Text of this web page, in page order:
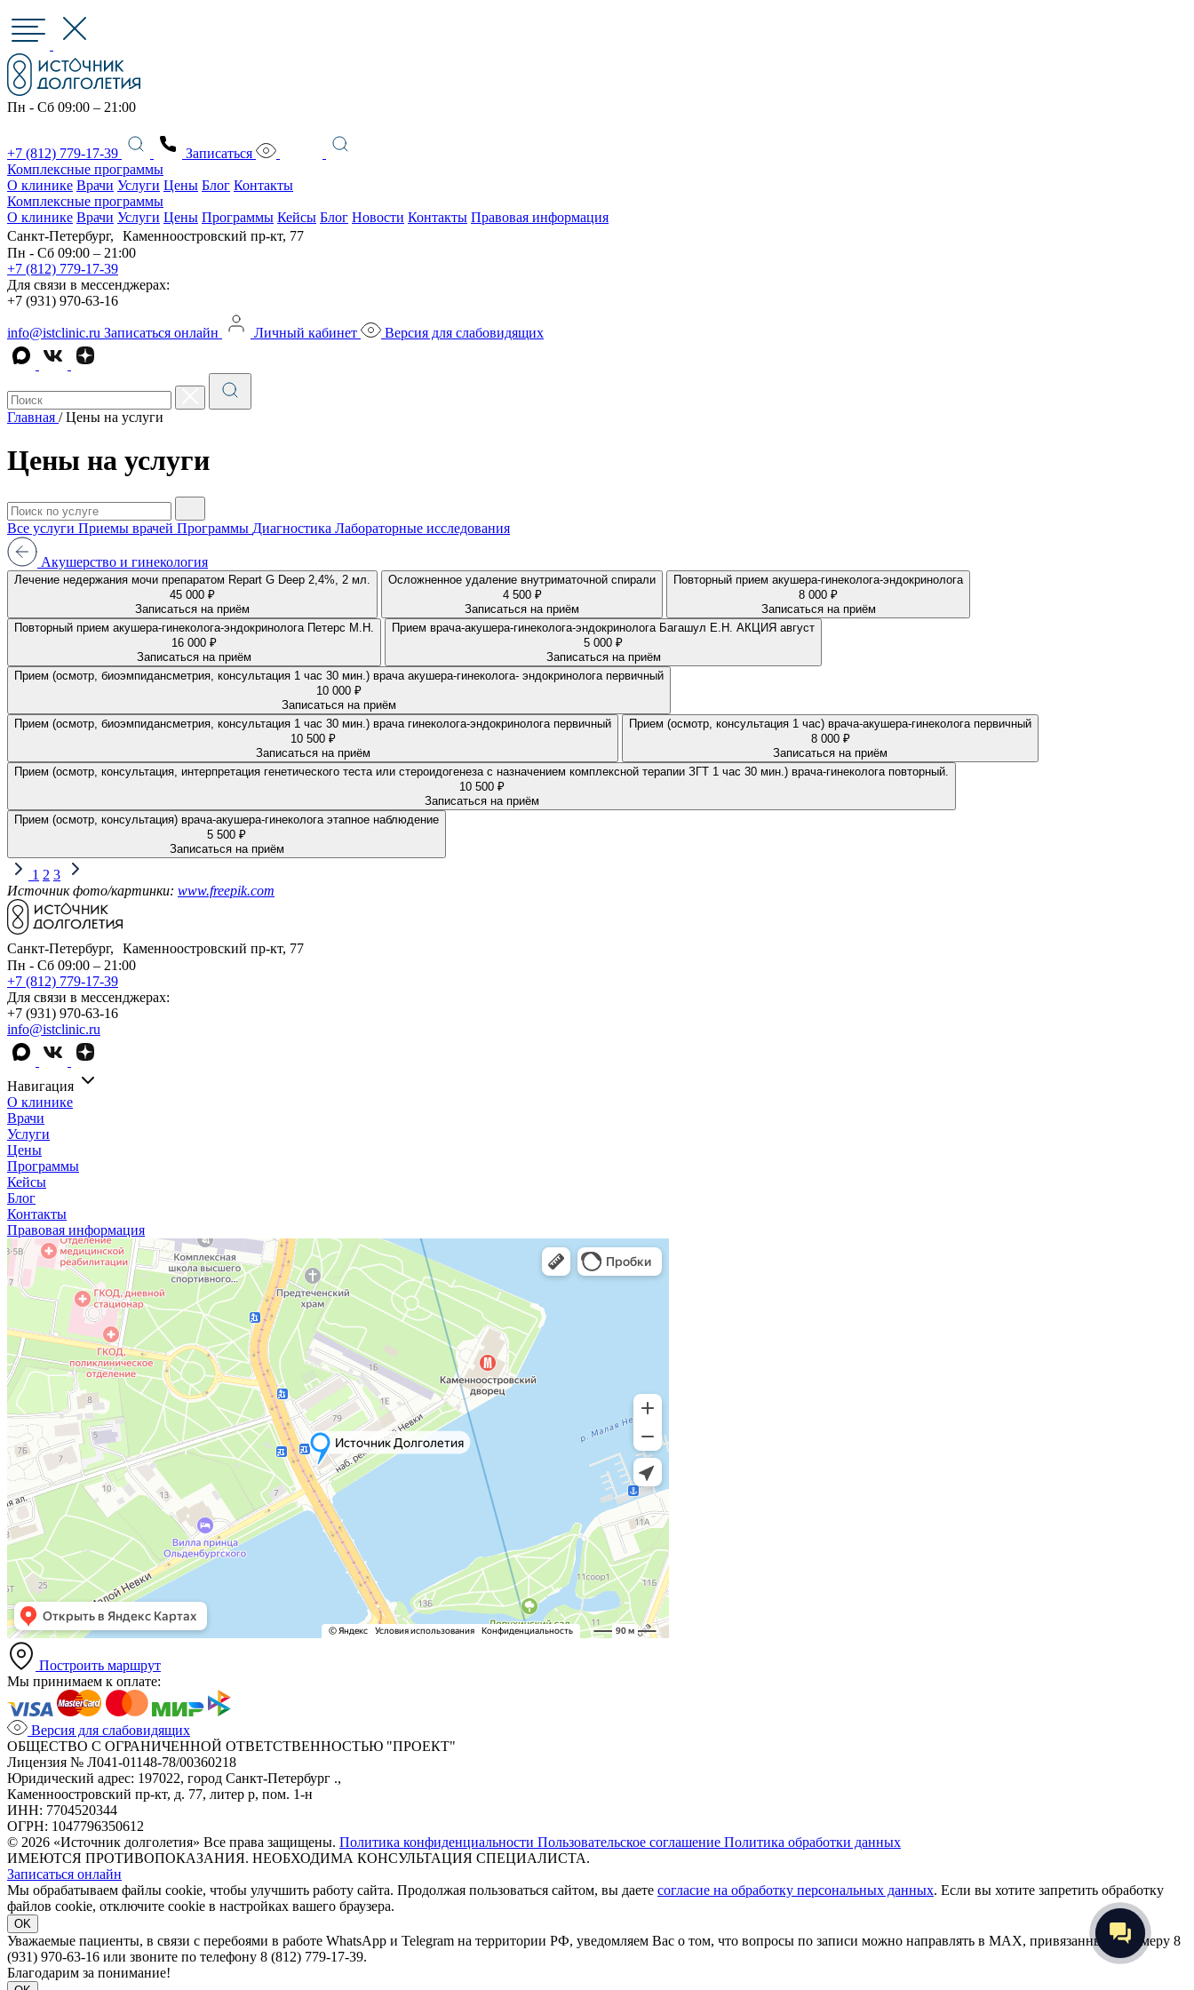
Пн - Сб 09:00 – 21:00
+7 (812) 779-17-39
Записаться
Комплексные программы
О клинике Врачи Услуги Цены Блог Контакты
Комплексные программы
О клинике Врачи Услуги Цены Программы Кейсы Блог Новости Контакты Правовая информация
Санкт-Петербург, Каменноостровский пр-кт, 77
Пн - Сб 09:00 – 21:00
+7 (812) 779-17-39
Для связи в мессенджерах:
+7 (931) 970-63-16
info@istclinic.ru Записаться онлайн Личный кабинет Версия для слабовидящих
Главная / Цены на услуги
Цены на услуги
Все услуги Приемы врачей Программы Диагностика Лабораторные исследования
Акушерство и гинекология
Лечение недержания мочи препаратом Repart G Deep 2,4%, 2 мл.
45 000 ₽
Записаться на приём
Осложненное удаление внутриматочной спирали
4 500 ₽
Записаться на приём
Повторный прием акушера-гинеколога-эндокринолога
8 000 ₽
Записаться на приём
Повторный прием акушера-гинеколога-эндокринолога Петерс М.Н.
16 000 ₽
Записаться на приём
Прием врача-акушера-гинеколога-эндокринолога Багашул Е.Н. АКЦИЯ август
5 000 ₽
Записаться на приём
Прием (осмотр, биоэмпидансметрия, консультация 1 час 30 мин.) врача акушера-гинеколога- эндокринолога первичный
10 000 ₽
Записаться на приём
Прием (осмотр, биоэмпидансметрия, консультация 1 час 30 мин.) врача гинеколога-эндокринолога первичный
10 500 ₽
Записаться на приём
Прием (осмотр, консультация 1 час) врача-акушера-гинеколога первичный
8 000 ₽
Записаться на приём
Прием (осмотр, консультация, интерпретация генетического теста или стероидогенеза с назначением комплексной терапии ЗГТ 1 час 30 мин.) врача-гинеколога повторный.
10 500 ₽
Записаться на приём
Прием (осмотр, консультация) врача-акушера-гинеколога этапное наблюдение
5 500 ₽
Записаться на приём
1 2 3
Источник фото/картинки: www.freepik.com
Санкт-Петербург, Каменноостровский пр-кт, 77
Пн - Сб 09:00 – 21:00
+7 (812) 779-17-39
Для связи в мессенджерах:
+7 (931) 970-63-16
info@istclinic.ru
Навигация
О клинике
Врачи
Услуги
Цены
Программы
Кейсы
Блог
Контакты
Правовая информация
Построить маршрут
Мы принимаем к оплате:
Версия для слабовидящих
ОБЩЕСТВО С ОГРАНИЧЕННОЙ ОТВЕТСТВЕННОСТЬЮ "ПРОЕКТ"
Лицензия № Л041-01148-78/00360218
Юридический адрес: 197022, город Санкт-Петербург .,
Каменноостровский пр-кт, д. 77, литер р, пом. 1-н
ИНН: 7704520344
ОГРН: 1047796350612
© 2026 «Источник долголетия» Все права защищены. Политика конфиденциальности Пользовательское соглашение Политика обработки данных
ИМЕЮТСЯ ПРОТИВОПОКАЗАНИЯ. НЕОБХОДИМА КОНСУЛЬТАЦИЯ СПЕЦИАЛИСТА.
Записаться онлайн
Мы обрабатываем файлы cookie, чтобы улучшить работу сайта. Продолжая пользоваться сайтом, вы даете согласие на обработку персональных данных. Если вы хотите запретить обработку
файлов cookie, отключите cookie в настройках вашего браузера.
OK
Уважаемые пациенты, в связи с перебоями в работе WhatsApp и Telegram на территории РФ, уведомляем Вас о том, что вопросы по записи можно направлять в MAX, привязанный к номеру 8
(931) 970-63-16 или звоните по телефону 8 (812) 779-17-39.
Благодарим за понимание!